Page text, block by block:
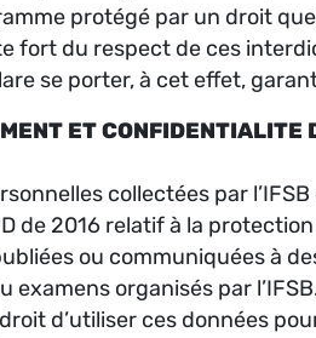
protégé par un droit
fort du respect de ces
se porter, à cet effet,
ET CONFIDENTIALITE
collectées par
de 2016 relatif à la
ou communiquées à
examens organisés par
droit d’utiliser ces données